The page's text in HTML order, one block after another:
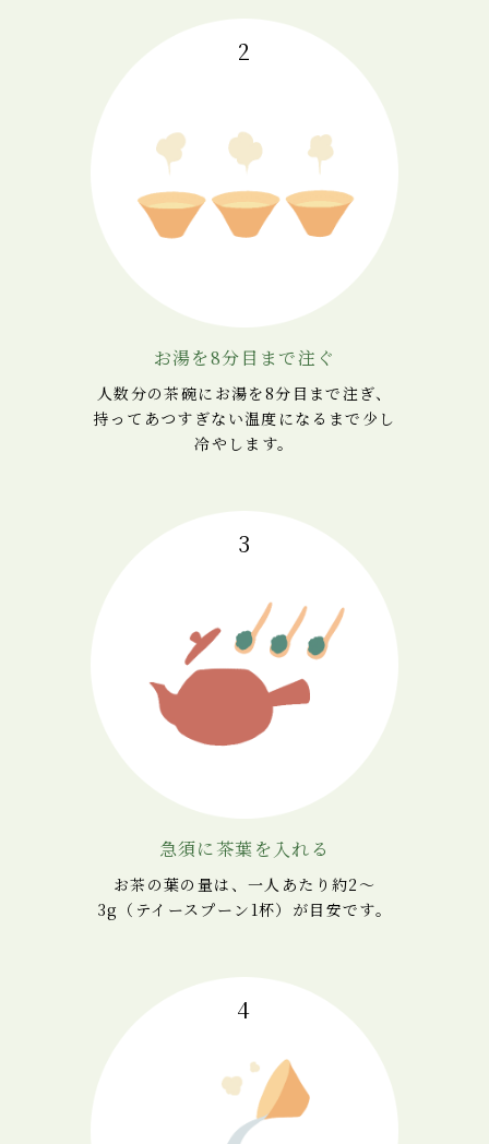
2
お湯を8分目まで注ぐ
人数分の茶碗にお湯を8分目まで注ぎ、
持ってあつすぎない温度になるまで少し
冷やします。
3
急須に茶葉を入れる
お茶の葉の量は、一人あたり約2～
3g（テイースプーン1杯）が目安です。
4